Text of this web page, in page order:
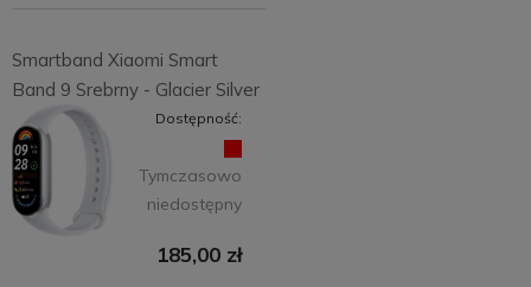
Smartband Xiaomi Smart
Band 9 Srebrny - Glacier Silver
Dostępność:
Tymczasowo
niedostępny
185,00 zł